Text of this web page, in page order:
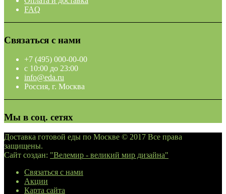
FAQ
Связаться с нами
+7 (495) 000-00-00
c 10:00 до 23:00
info@eda.ru
Россия, г. Москва
Мы в соц. сетях
Доставка готовой еды по Москве © 2017 Все права
защищены.
Сайт создан: "Велемир - великий мир дизайна"
Связаться с нами
Акции
Карта сайта